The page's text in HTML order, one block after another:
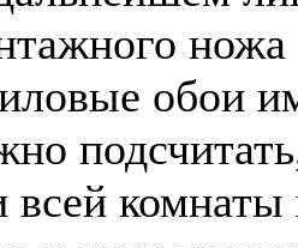
ножа
обои
всей комнаты